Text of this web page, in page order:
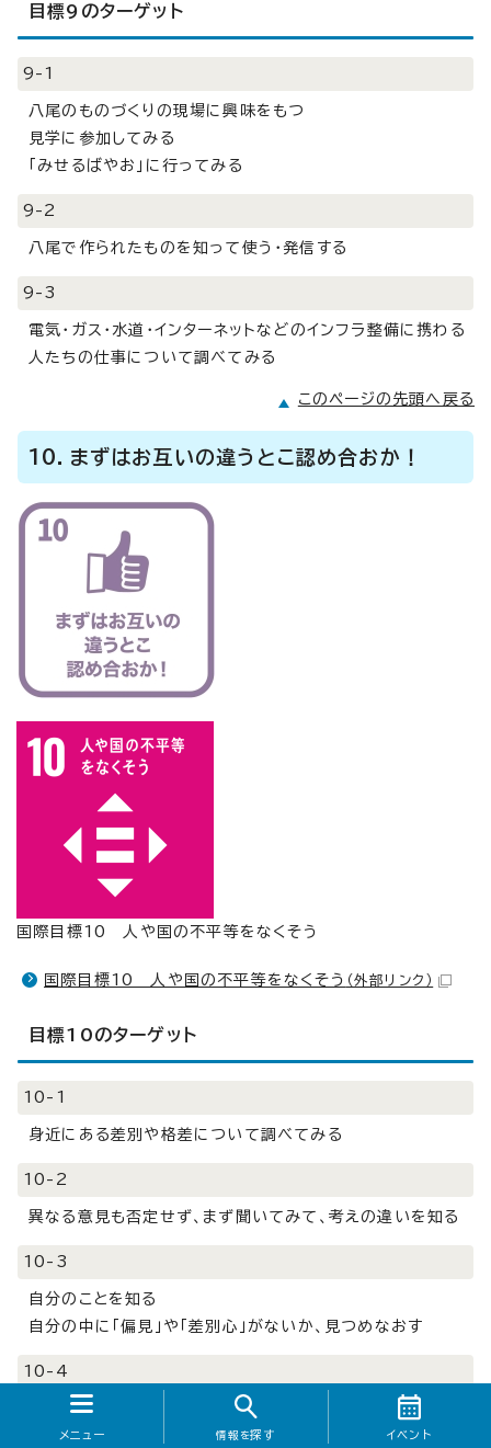
目標9のターゲット
9-1
八尾のものづくりの現場に興味をもつ
見学に参加してみる
「みせるばやお」に行ってみる
9-2
八尾で作られたものを知って使う・発信する
9-3
電気・ガス・水道・インターネットなどのインフラ整備に携わる
人たちの仕事について調べてみる
このページの先頭へ戻る
10．まずはお互いの違うとこ認め合おか！
国際目標10 人や国の不平等をなくそう
国際目標10 人や国の不平等をなくそう （外部リンク）
目標10のターゲット
10-1
身近にある差別や格差について調べてみる
10-2
異なる意見も否定せず、まず聞いてみて、考えの違いを知る
10-3
自分のことを知る
自分の中に「偏見」や「差別心」がないか、見つめなおす
10-4
誰に対してもいじめや差別をせず、人権を尊重する
メニュー 情報を探す イベント